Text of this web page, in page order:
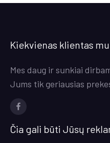
Kiekvienas klientas
Mes daug ir sunkiai
Jums tik geriausias
Čia gali būti Jūsų